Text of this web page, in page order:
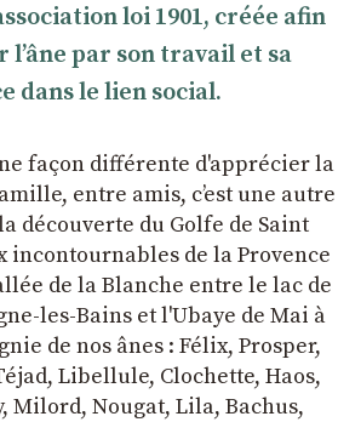
loi 1901, créée afin
par son travail et sa
dans le lien social.
façon différente d'apprécier la
entre amis, cʼest une autre
découverte du Golfe de Saint
incontournables de la Provence
de la Blanche entre le lac de
les-Bains et l'Ubaye de Mai à
de nos ânes : Félix, Prosper,
Libellule, Clochette, Haos,
Milord, Nougat, Lila, Bachus,